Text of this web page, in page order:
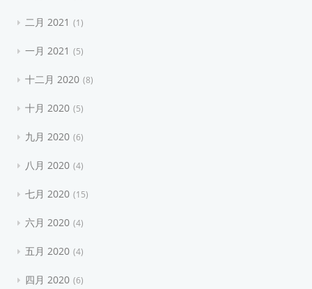
二月 2021 1
一月 2021 5
十二月 2020 8
十月 2020 5
九月 2020 6
八月 2020 4
七月 2020 15
六月 2020 4
五月 2020 4
四月 2020 6